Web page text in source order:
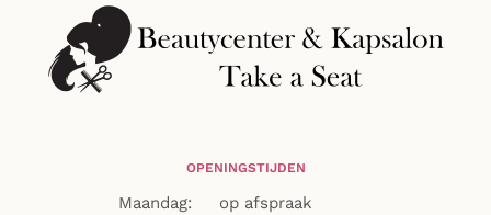
OPENINGSTIJDEN
Maandag:
op afspraak